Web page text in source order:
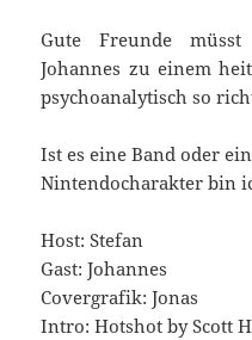
Gute Freunde
Johannes zu einem
psychoanalytisch so
Ist es eine Band oder
Nintendocharakter bin
Host: Stefan
Gast: Johannes
Covergrafik: Jonas
Intro: Hotshot by Scott